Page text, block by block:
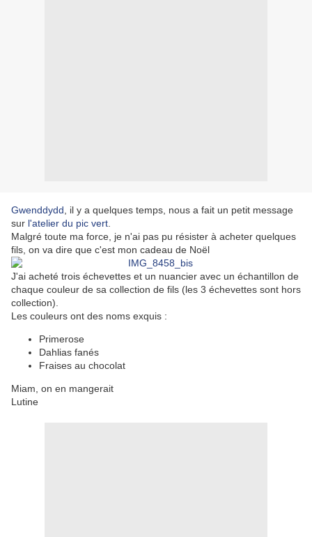
Gwenddydd , il y a quelques temps, nous a fait un petit message
sur l'atelier du pic vert
Malgré toute ma force, je n'ai pas pu résister à acheter quelques
fils, on va dire que c'est mon cadeau de Noël
J'ai acheté trois échevettes et un nuancier avec un échantillon de
chaque couleur de sa collection de fils (les 3 échevettes sont hors
collection).
Les couleurs ont des noms exquis :
Primerose
Dahlias fanés
Fraises au chocolat
Miam, on en mangerait
Lutine